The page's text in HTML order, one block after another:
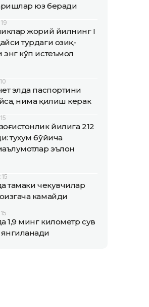
юз беради
жорий йилнинг I
турдаги озиқ-
энг кўп истеъмол
элда паспортини
нима қилиш керак
йилига 212
тухум бўйича
эълон
тамаки чекувчилар
камайди
1,9 минг километр сув